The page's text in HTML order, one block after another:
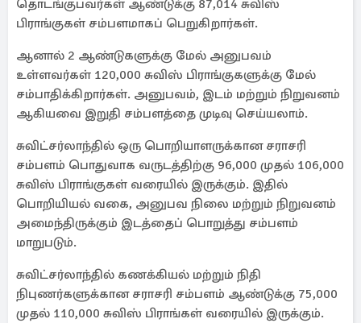
தொடங்குபவர்கள் ஆண்டுக்கு 87,014 சுவிஸ்
பிராங்குகள் சம்பளமாகப் பெறுகிறார்கள்.
ஆனால் 2 ஆண்டுகளுக்கு மேல் அனுபவம்
உள்ளவர்கள் 120,000 சுவிஸ் பிராங்குகளுக்கு மேல்
சம்பாதிக்கிறார்கள். அனுபவம், இடம் மற்றும் நிறுவனம்
ஆகியவை இறுதி சம்பளத்தை முடிவு செய்யலாம்.
சுவிட்சர்லாந்தில் ஒரு பொறியாளருக்கான சராசரி
சம்பளம் பொதுவாக வருடத்திற்கு 96,000 முதல் 106,000
சுவிஸ் பிராங்குகள் வரையில் இருக்கும். இதில்
பொறியியல் வகை, அனுபவ நிலை மற்றும் நிறுவனம்
அமைந்திருக்கும் இடத்தைப் பொறுத்து சம்பளம்
மாறுபடும்.
சுவிட்சர்லாந்தில் கணக்கியல் மற்றும் நிதி
நிபுணர்களுக்கான சராசரி சம்பளம் ஆண்டுக்கு 75,000
முதல் 110,000 சுவிஸ் பிராங்கள் வரையில் இருக்கும்.